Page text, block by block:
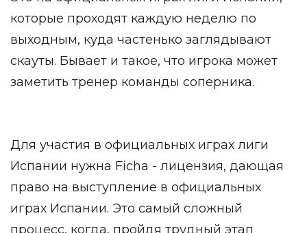
которые проходят каждую неделю по
выходным, куда частенько заглядывают
скауты. Бывает и такое, что игрока может
заметить тренер команды соперника.
Для участия в официальных играх лиги
Испании нужна Ficha - лицензия, дающая
право на выступление в официальных
играх Испании. Это самый сложный
процесс, когда, пройдя трудный этап